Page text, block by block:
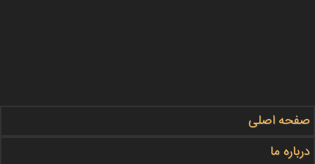
صفحه اصلی
درباره مامطالب آموزشی ما را در این بخش